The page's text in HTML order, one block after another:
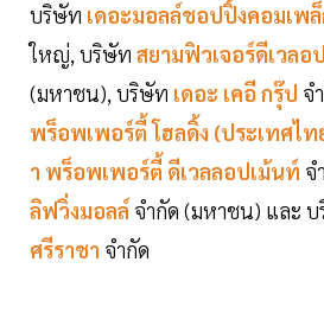
บริษัท เดอะมอลล์ชอปปิ้งคอมเพ
ใหญ่, บริษัท สยามฟิวเจอร์ดีเวลอ
(มหาชน), บริษัท เดอะ เคอี กรุ๊ป จ
พร็อพเพอร์ตี้ โฮลดิ้ง (ประเทศไท
า พร็อพเพอร์ตี้ ดีเวลลอปเม้นท์ จ
ลิฟวิ่งมอลล์ จำกัด (มหาชน) และ
ศรีราชา จำกัด